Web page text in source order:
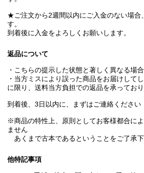
★ご注文から2週間以内にご入金のない場合
す。
到着後に入金をよろしくお願いします。
返品について
・こちらの提示した状態と著しく異なる場合
・当方ミスにより誤った商品をお届けして
に限り、送料当方負担での返品を承ってお
到着後、3日以内に、まずはご連絡ください
※商品の特性上、原則としてお客様都合に
ません
あくまで古本であるということをご了承
他特記事項